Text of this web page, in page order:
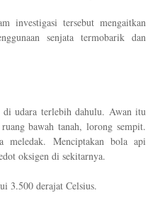
investigasi tersebut mengaitkan
senjata termobarik dan
di udara terlebih dahulu. Awan itu
bawah tanah, lorong sempit.
meledak. Menciptakan bola api
oksigen di sekitarnya.
3.500 derajat Celsius.